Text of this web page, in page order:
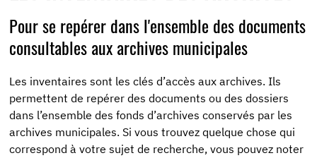
Pour se repérer dans l'ensemble des documents
consultables aux archives municipales
Les inventaires sont les clés d’accès aux archives. Ils
permettent de repérer des documents ou des dossiers
dans l’ensemble des fonds d’archives conservés par les
archives municipales. Si vous trouvez quelque chose qui
correspond à votre sujet de recherche, vous pouvez noter